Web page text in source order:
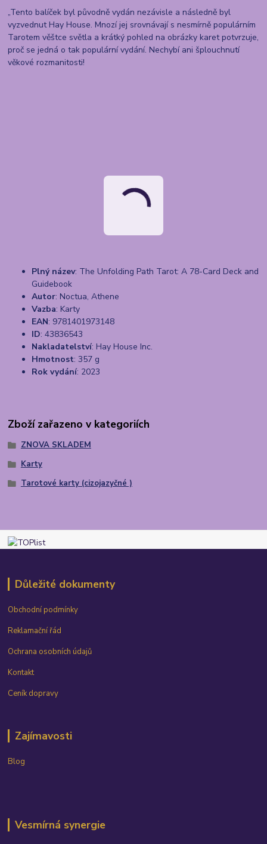
„Tento balíček byl původně vydán nezávisle a následně byl
vyzvednut Hay House. Mnozí jej srovnávají s nesmírně populárním
Tarotem věštce světla a krátký pohled na obrázky karet potvrzuje,
proč se jedná o tak populární vydání. Nechybí ani šplouchnutí
věkové rozmanitosti!
Plný název: The Unfolding Path Tarot: A 78-Card Deck and
Guidebook
Autor: Noctua, Athene
Vazba: Karty
EAN: 9781401973148
ID: 43836543
Nakladatelství: Hay House Inc.
Hmotnost: 357 g
Rok vydání: 2023
Zboží zařazeno v kategoriích
ZNOVA SKLADEM
Karty
Tarotové karty (cizojazyčné )
Důležité dokumenty
Obchodní podmínky
Reklamační řád
Ochrana osobních údajů
Kontakt
Ceník dopravy
Zajímavosti
Blog
Vesmírná synergie